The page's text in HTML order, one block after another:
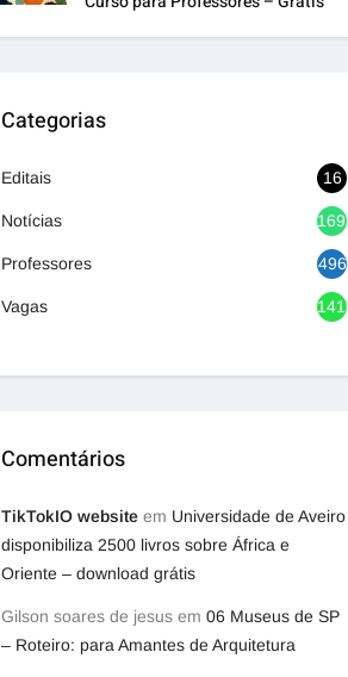
Categorias
Editais 16
Notícias 1692
Professores 496
Vagas 1416
Comentários
TikTokIO website em Universidade de Aveiro
disponibiliza 2500 livros sobre África e
Oriente – download grátis
Gilson soares de jesus em 06 Museus de SP
– Roteiro: para Amantes de Arquitetura